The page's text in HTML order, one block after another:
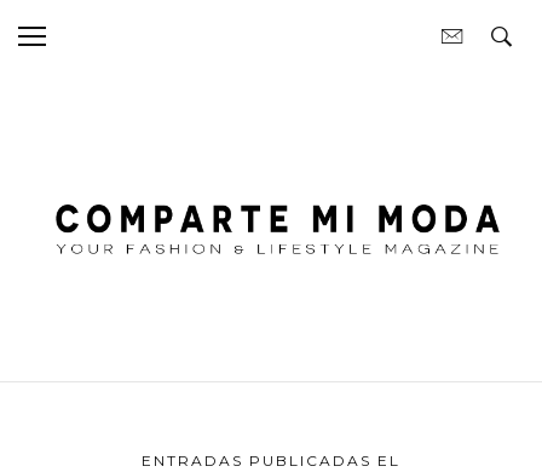
ENTRADAS PUBLICADAS EL